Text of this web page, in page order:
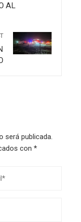
AL
será publicada.
con *